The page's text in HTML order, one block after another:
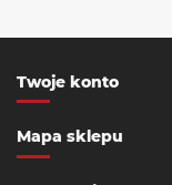
Twoje konto
Mapa sklepu